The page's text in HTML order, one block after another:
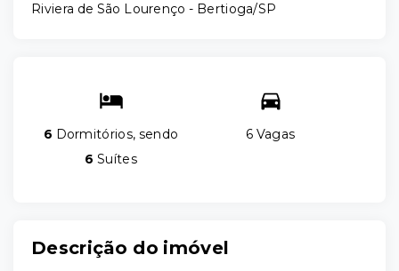
Riviera de São Lourenço - Bertioga/SP
6 Dormitórios, sendo
6 Suítes
6 Vagas
Descrição do imóvel